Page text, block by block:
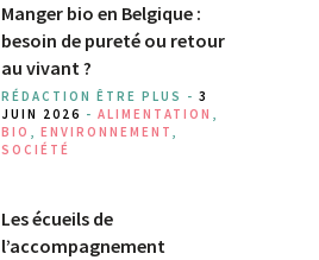
Manger bio en Belgique :
besoin de pureté ou retour
au vivant ?
RÉDACTION ÊTRE PLUS - 3
JUIN 2026 - ALIMENTATION ,
BIO , ENVIRONNEMENT ,
SOCIÉTÉ
Les écueils de
l’accompagnement